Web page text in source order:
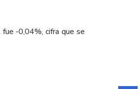
-0,04%, cifra que se